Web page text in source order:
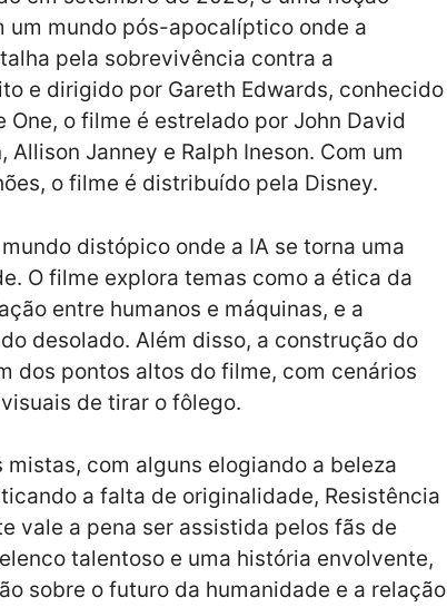
um mundo pós-apocalíptico onde a
pela sobrevivência contra a
e dirigido por Gareth Edwards, conhecido
One, o filme é estrelado por John David
Allison Janney e Ralph Ineson. Com um
o filme é distribuído pela Disney.
distópico onde a IA se torna uma
O filme explora temas como a ética da
entre humanos e máquinas, e a
desolado. Além disso, a construção do
dos pontos altos do filme, com cenários
de tirar o fôlego.
com alguns elogiando a beleza
a falta de originalidade, Resistência
vale a pena ser assistida pelos fãs de
talentoso e uma história envolvente,
sobre o futuro da humanidade e a relação